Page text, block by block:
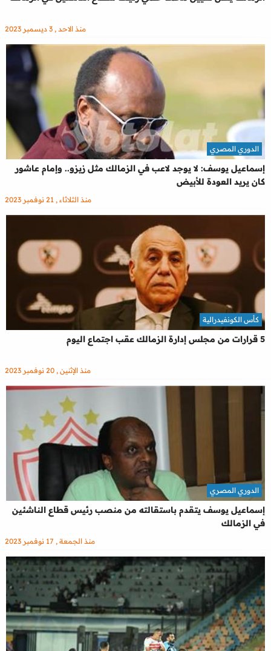
منذ الاحد , 3 ديسمبر 2023
إسماعيل يوسف: لا يوجد لاعب في الزمالك مثل زيزو.. وإمام عاشور
كان يريد العودة للأبيض
الدوري المصري
منذ الثلاثاء , 21 نوفمبر 2023
5 قرارات من مجلس إدارة الزمالك عقب اجتماع اليوم
كأس الكونفيدرالية
منذ الإثنين , 20 نوفمبر 2023
إسماعيل يوسف يتقدم باستقالته من منصب رئيس قطاع الناشئين
في الزمالك
الدوري المصري
منذ الجمعة , 17 نوفمبر 2023